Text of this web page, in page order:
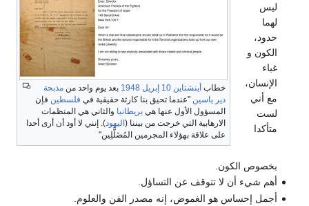
خطاب أينشتاين 10 إبريل 1948 بعد يوم واحد من مذبحة
دير ياسين "عندما تحيق بنا كارثة حقيقية في فلسطين فإن
المسؤول الأول عنها هي بريطانيا والثاني هي المنظمات
الارهابية التي خرجت من بيننا (اليهود). إنني لا أود أن أرى أحدا
على علاقة بهؤلاء المجرمين المُضَلَّلِين"
ليس
لهما
حدود،
الكون و
غباء
الإنسان،
مع أني
لست
متأكدا
بخصوص الكون.
أهم شيء أن لا تتوقف عن التساؤل.
أجمل إحساس هو الغموض، إنه مصدر الفن والعلوم.